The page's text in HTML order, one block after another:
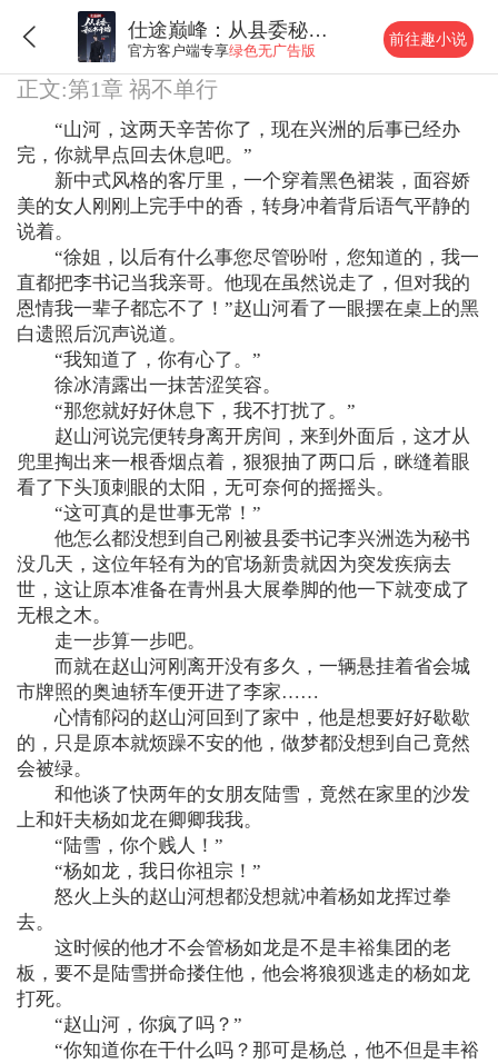
仕途巅峰：从县委秘书开始
官方客户端专享绿色无广告版
前往趣小说
正文:第1章 祸不单行
“山河，这两天辛苦你了，现在兴洲的后事已经办
完，你就早点回去休息吧。”
新中式风格的客厅里，一个穿着黑色裙装，面容娇
美的女人刚刚上完手中的香，转身冲着背后语气平静的
说着。
“徐姐，以后有什么事您尽管吩咐，您知道的，我一
直都把李书记当我亲哥。他现在虽然说走了，但对我的
恩情我一辈子都忘不了！”赵山河看了一眼摆在桌上的黑
白遗照后沉声说道。
“我知道了，你有心了。”
徐冰清露出一抹苦涩笑容。
“那您就好好休息下，我不打扰了。”
赵山河说完便转身离开房间，来到外面后，这才从
兜里掏出来一根香烟点着，狠狠抽了两口后，眯缝着眼
看了下头顶刺眼的太阳，无可奈何的摇摇头。
“这可真的是世事无常！”
他怎么都没想到自己刚被县委书记李兴洲选为秘书
没几天，这位年轻有为的官场新贵就因为突发疾病去
世，这让原本准备在青州县大展拳脚的他一下就变成了
无根之木。
走一步算一步吧。
而就在赵山河刚离开没有多久，一辆悬挂着省会城
市牌照的奥迪轿车便开进了李家……
心情郁闷的赵山河回到了家中，他是想要好好歇歇
的，只是原本就烦躁不安的他，做梦都没想到自己竟然
会被绿。
和他谈了快两年的女朋友陆雪，竟然在家里的沙发
上和奸夫杨如龙在卿卿我我。
“陆雪，你个贱人！”
“杨如龙，我日你祖宗！”
怒火上头的赵山河想都没想就冲着杨如龙挥过拳
去。
这时候的他才不会管杨如龙是不是丰裕集团的老
板，要不是陆雪拼命搂住他，他会将狼狈逃走的杨如龙
打死。
“赵山河，你疯了吗？”
“你知道你在干什么吗？那可是杨总，他不但是丰裕